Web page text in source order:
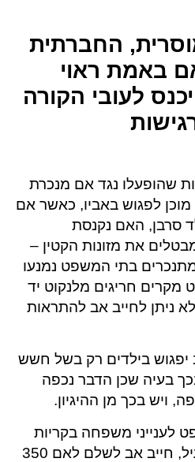
החברתית
באמת ראוי
לעובי הקורה
שהופעלו נגד אם מנכרת
מוכן לפגוש באביו, כאשר אם
סרבן, האם נקנסת
את מזונות הקטין –
בתי המשפט נמנעו
מקרים חריגים מלנקוט יד
ניתן לחייב אב להתראות
בילדים רק בשל חשש
בעיה שכן הדבר נכפה
ויש בכך מן ההיגיון.
לענייני משפחה בקריות
בפסק הדין המאוזכר לעיל, חייב אב לשלם לאם 350